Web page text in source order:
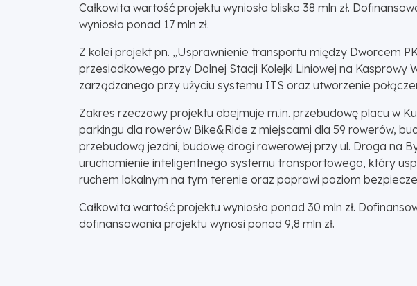
Całkowita wartość projektu wyniosła blisko 38 mln zł.
wyniosła ponad 17 mln zł.
Z kolei projekt pn. „Usprawnienie transportu między Dworcem
przesiadkowego przy Dolnej Stacji Kolejki Liniowej na Kasprowy
zarządzanego przy użyciu systemu ITS oraz utworzenie
Zakres rzeczowy projektu obejmuje m.in. przebudowę placu w
parkingu dla rowerów Bike&Ride z miejscami dla 59 rowerów,
przebudową jezdni, budowę drogi rowerowej przy ul. Droga na
uruchomienie inteligentnego systemu transportowego, który
ruchem lokalnym na tym terenie oraz poprawi poziom
Całkowita wartość projektu wyniosła ponad 30 mln zł.
dofinansowania projektu wynosi ponad 9,8 mln zł.